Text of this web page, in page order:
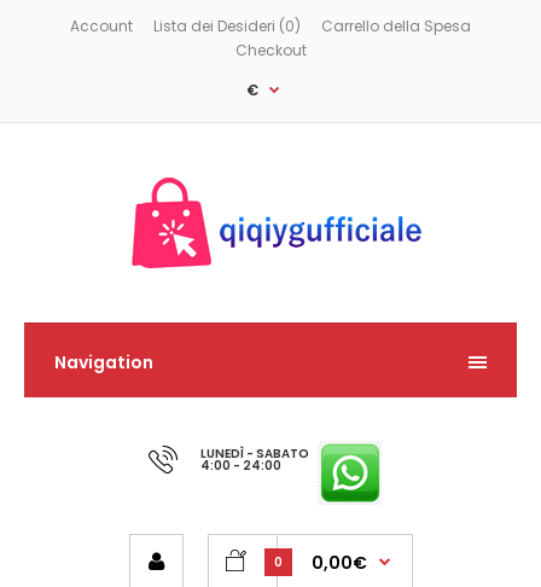
Account Lista dei Desideri (0)
Carrello della Spesa
Checkout
€
Navigation
LUNEDÌ - SABATO
4:00 - 24:00
0 0,00€